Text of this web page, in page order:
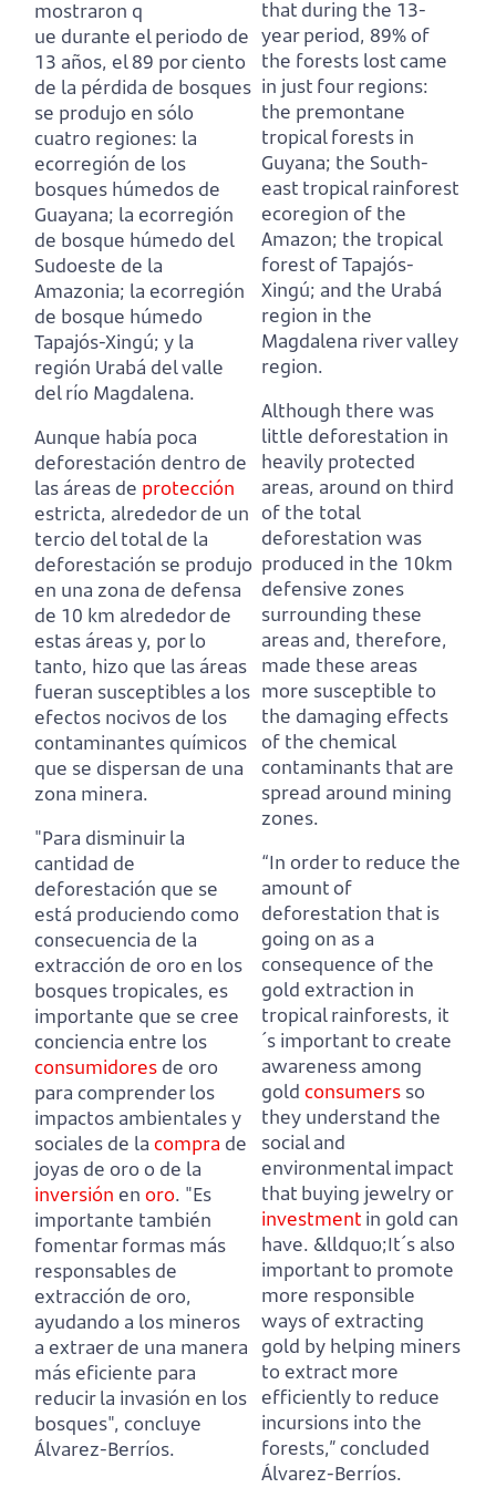
mostraron q
ue durante el periodo de
13 años, el 89 por ciento
de la pérdida de bosques
se produjo en sólo
cuatro regiones: la
ecorregión de los
bosques húmedos de
Guayana; la ecorregión
de bosque húmedo del
Sudoeste de la
Amazonia; la ecorregión
de bosque húmedo
Tapajós-Xingú; y la
región Urabá del valle
del río Magdalena.
Aunque había poca
deforestación dentro de
las áreas de protección
estricta, alrededor de un
tercio del total de la
deforestación se produjo
en una zona de defensa
de 10 km alrededor de
estas áreas y, por lo
tanto, hizo que las áreas
fueran susceptibles a los
efectos nocivos de los
contaminantes químicos
que se dispersan de una
zona minera.
"Para disminuir la
cantidad de
deforestación que se
está produciendo como
consecuencia de la
extracción de oro en los
bosques tropicales, es
importante que se cree
conciencia entre los
consumidores de oro
para comprender los
impactos ambientales y
sociales de la compra de
joyas de oro o de la
inversión en oro. "Es
importante también
fomentar formas más
responsables de
extracción de oro,
ayudando a los mineros
a extraer de una manera
más eficiente para
reducir la invasión en los
bosques", concluye
Álvarez-Berríos.
that during the 13-
year period, 89% of
the forests lost came
in just four regions:
the premontane
tropical forests in
Guyana; the South-
east tropical rainforest
ecoregion of the
Amazon; the tropical
forest of Tapajós-
Xingú; and the Urabá
region in the
Magdalena river valley
region.
Although there was
little deforestation in
heavily protected
areas, around on third
of the total
deforestation was
produced in the 10km
defensive zones
surrounding these
areas and, therefore,
made these areas
more susceptible to
the damaging effects
of the chemical
contaminants that are
spread around mining
zones.
“In order to reduce the
amount of
deforestation that is
going on as a
consequence of the
gold extraction in
tropical rainforests, it
´s important to create
awareness among
gold consumers so
they understand the
social and
environmental impact
that buying jewelry or
investment in gold can
have. &lldquo;It´s also
important to promote
more responsible
ways of extracting
gold by helping miners
to extract more
efficiently to reduce
incursions into the
forests,” concluded
Álvarez-Berríos.